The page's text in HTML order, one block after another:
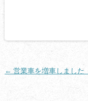
投
← 営業車を増車しました